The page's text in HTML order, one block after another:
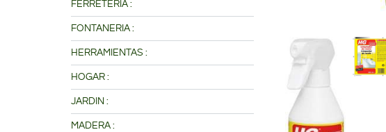
FERRETERIA :
FONTANERIA :
HERRAMIENTAS :
HOGAR :
JARDIN :
MADERA :